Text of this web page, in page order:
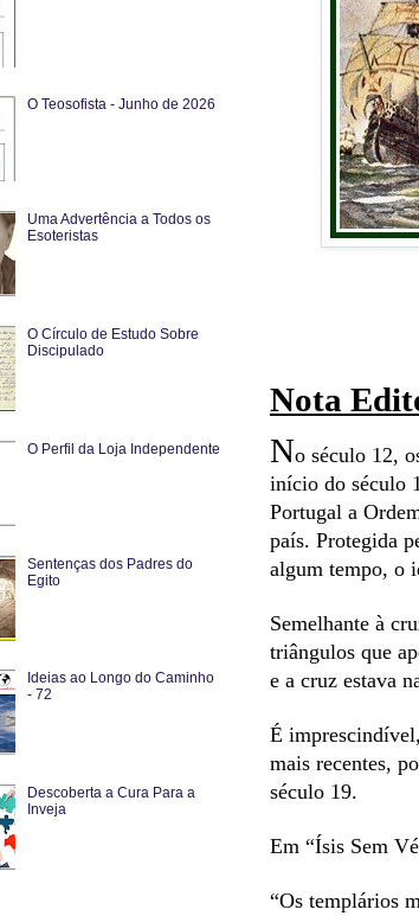
Nota
No século 12,
início do século
Portugal a
país. Protegida
algum tempo, o
Semelhante à
triângulos que
e a cruz estava
É
mais recentes,
século 19.
Em “Ísis Sem
“Os templários
O Teosofista - Junho de 2026
Uma Advertência a Todos os
Esoteristas
O Círculo de Estudo Sobre
Discipulado
O Perfil da Loja Independente
Sentenças dos Padres do
Egito
Ideias ao Longo do Caminho
- 72
Descoberta a Cura Para a
Inveja